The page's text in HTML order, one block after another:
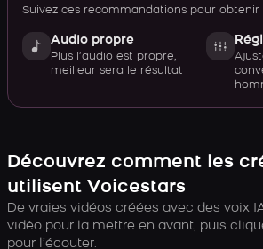
Suivez ces recommandations pour
Audio propre
Plus l’audio est propre,
meilleur sera le résultat
Découvrez comment les
utilisent Voicestars
De vraies vidéos créées avec des voix
vidéo pour la mettre en avant, puis
pour l’écouter.